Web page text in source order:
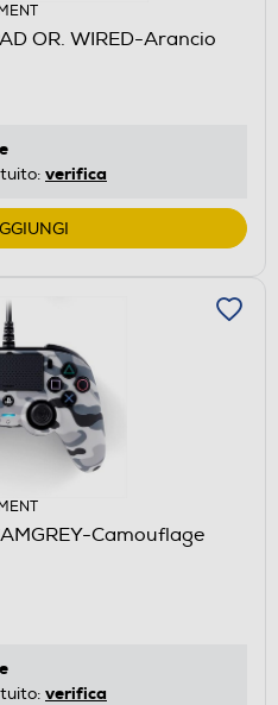
OR. WIRED-Arancio
verifica
Camouflage
verifica